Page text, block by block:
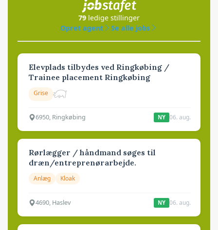
79 ledige stillinger
Opret agent
Se alle jobs
Elevplads tilbydes ved Ringkøbing /
Trainee placement Ringkøbing
Grise
6950, Ringkøbing NY 06. aug.
Rørlægger / håndmand søges til
dræn/entreprenørarbejde.
Anlæg Kloak
4690, Haslev NY 06. aug.